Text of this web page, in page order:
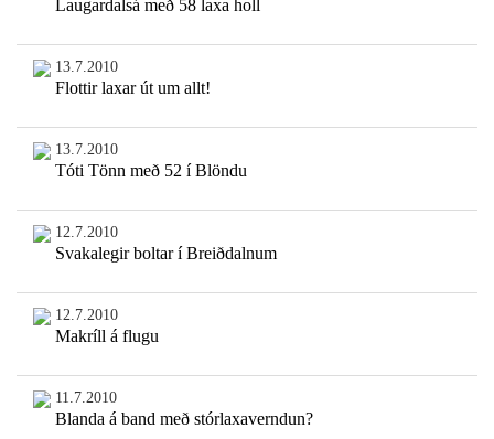
Laugardalsá með 58 laxa holl
13.7.2010
Flottir laxar út um allt!
13.7.2010
Tóti Tönn með 52 í Blöndu
12.7.2010
Svakalegir boltar í Breiðdalnum
12.7.2010
Makríll á flugu
11.7.2010
Blanda á band með stórlaxaverndun?